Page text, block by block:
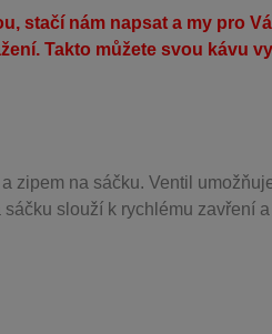
stačí nám napsat a my pro
Takto můžete svou kávu
zipem na sáčku. Ventil
slouží k rychlému zavření